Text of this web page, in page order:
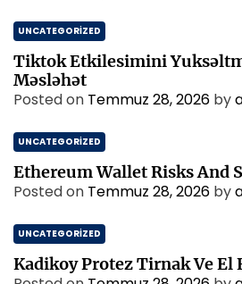
UNCATEGORIZED
Tiktok Etkilesimini
Məsləhət
Posted on Temmuz 28, 2026 by
UNCATEGORIZED
Ethereum Wallet Risks And
Posted on Temmuz 28, 2026 by
UNCATEGORIZED
Kadikoy Protez Tirnak Ve El